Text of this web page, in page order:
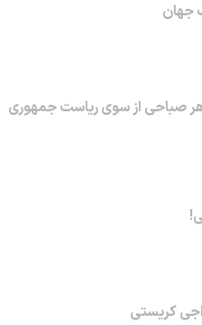
جهان
صباحی از سوی ریاست جمهوری
کریستی